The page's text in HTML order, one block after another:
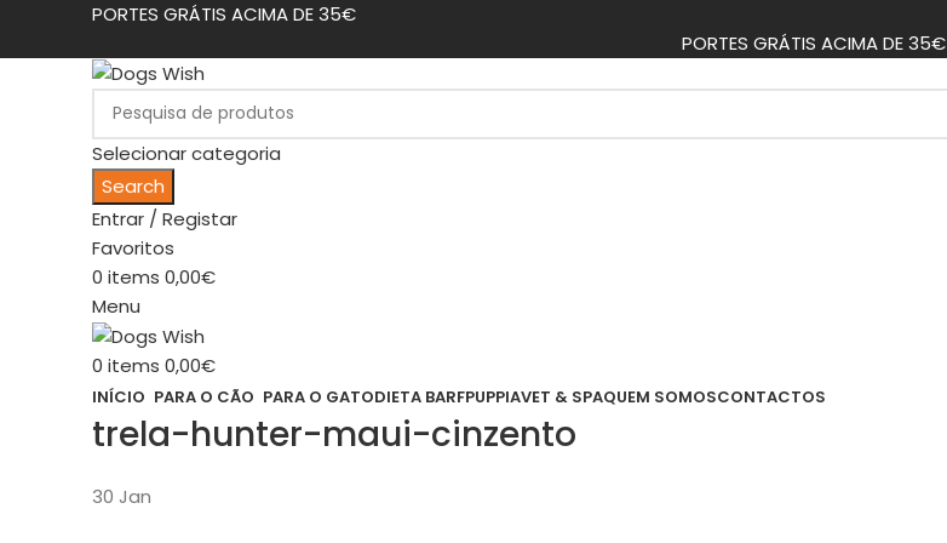
PORTES GRÁTIS ACIMA DE 35€
PORTES GRÁTIS ACIMA DE 35€
Selecionar categoria
Search
Entrar / Registar
Favoritos
0 items 0,00€
Menu
0 items 0,00€
INÍCIO PARA O CÃO PARA O GATODIETA BARFPUPPIAVET & SPAQUEM SOMOSCONTACTOS
trela-hunter-maui-cinzento
30 Jan